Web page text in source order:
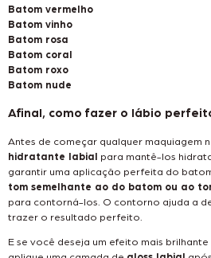
Batom vermelho
Batom vinho
Batom rosa
Batom coral
Batom roxo
Batom nude
Afinal, como fazer o lábio
Antes de começar qualquer maquiagem
hidratante labial para mantê-los
garantir uma aplicação perfeita do
tom semelhante ao do batom ou ao
para contorná-los. O contorno ajuda a
trazer o resultado perfeito.
E se você deseja um efeito mais